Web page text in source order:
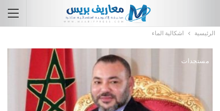
الرئيسية اشكالية الماء
مستجدات